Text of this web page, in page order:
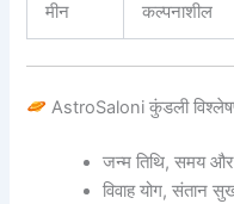
मीन कल्पनाशील
AstroSaloni कुंडली
जन्म तिथि, समय
विवाह योग, संतान